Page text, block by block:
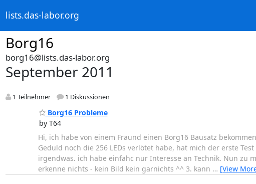
lists.das-labor.org
Borg16
borg16@lists.das-labor.org
September 2011
1 Teilnehmer 1 Diskussionen
Borg16 Probleme
by T64
Hi, ich habe von einem Fraund einen Borg16 Bausatz
Geduld noch die 256 LEDs verlötet habe, hat mich der erste
irgendwas. ich habe einfahc nur Interesse an Technik. Nun zu
erkenne nichts - kein Bild kein garnichts ^^ 3. kann … [View